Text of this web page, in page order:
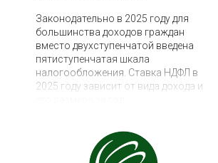
Законодательно в 2025 году для
большинства доходов граждан
вместо двухступенчатой введена
пятиступенчатая шкала
налогообложения. Ставка НДФЛ в
2025 году зависит от вида дохода и